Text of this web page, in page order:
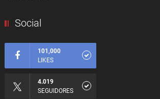
Social
101,000
LIKES
4.019
SEGUIDORES